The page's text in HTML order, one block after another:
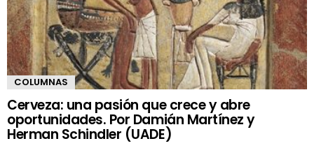
COLUMNAS
Cerveza: una pasión que crece y abre
oportunidades. Por Damián Martínez y
Herman Schindler (UADE)